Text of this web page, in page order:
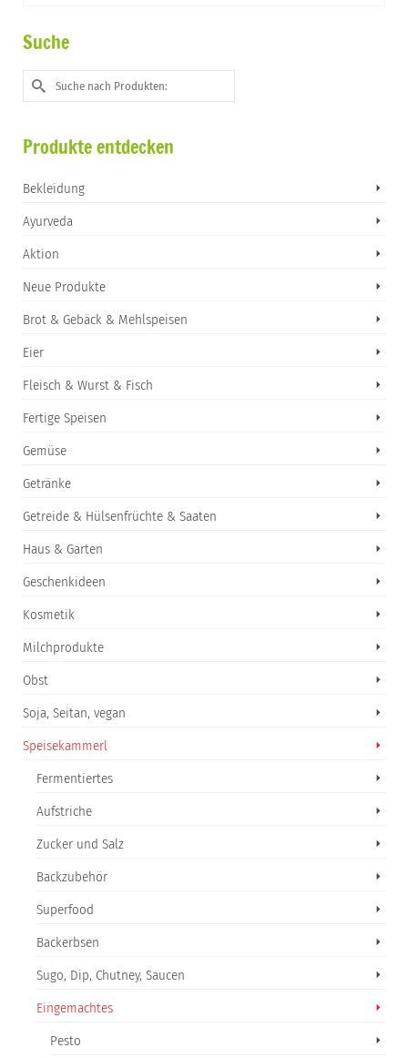
Suche
Suche
nach:
Produkte entdecken
Bekleidung
Ayurveda
Aktion
Neue Produkte
Brot & Gebäck & Mehlspeisen
Eier
Fleisch & Wurst & Fisch
Fertige Speisen
Gemüse
Getränke
Getreide & Hülsenfrüchte & Saaten
Haus & Garten
Geschenkideen
Kosmetik
Milchprodukte
Obst
Soja, Seitan, vegan
Speisekammerl
Fermentiertes
Aufstriche
Zucker und Salz
Backzubehör
Superfood
Backerbsen
Sugo, Dip, Chutney, Saucen
Eingemachtes
Pesto